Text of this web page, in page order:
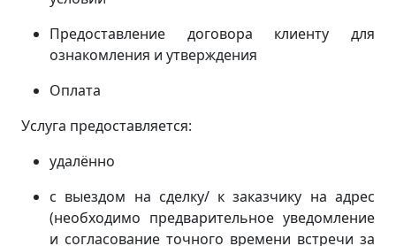
Предоставление договора клиенту для
ознакомления и утверждения
Оплата
Услуга предоставляется:
удалённо
с выездом на сделку/ к заказчику на адрес
(необходимо предварительное уведомление
и согласование точного времени встречи за